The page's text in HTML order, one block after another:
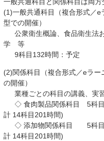
(1)一般共通科目（複合形式／
型での開催）
公衆衛生概論、食品衛生法
学 等
9科目132時間：予定
(2)関係科目（複合形式／eラ
の開催）
業種ごとの科目の講義、実
◇ 食肉製品関係科目 5科目
計 14科目201時間)
◇ 添加物関係科目 5科目69
計 14科目201時間)